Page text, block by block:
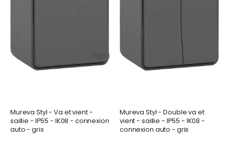
Mureva Styl - Va et vient -
saillie - IP55 - IK08 - connexion
auto - gris
Mureva Styl - Double va et
vient - saillie - IP55 - IK08 -
connexion auto - gris